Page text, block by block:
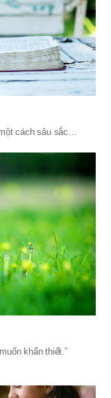
cách sâu sắc…
khẩn thiết.”